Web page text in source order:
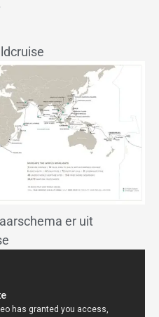
er uit